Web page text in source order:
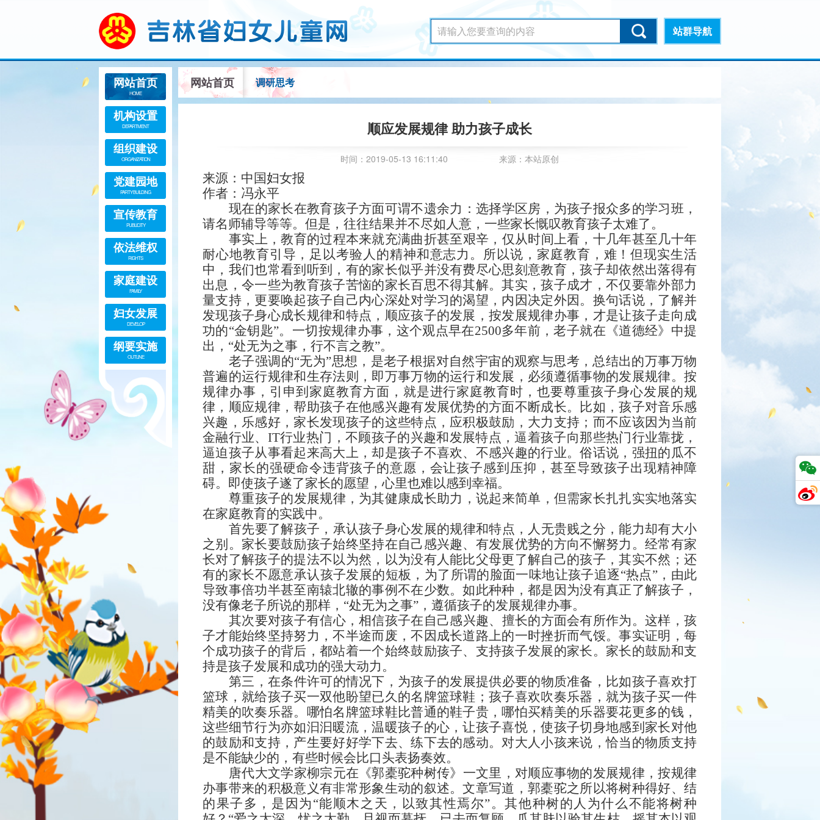
站群导航
网站首页
HOME
机构设置
DEPARTMENT
组织建设
ORGANIZATION
党建园地
PARTY BUILDING
宣传教育
PUBLICITY
依法维权
RIGHTS
家庭建设
FAMILY
妇女发展
DEVELOP
纲要实施
OUTLINE
网站首页 调研思考
顺应发展规律 助力孩子成长
时间：2019-05-13 16:11:40 来源：本站原创
来源：中国妇女报
作者：冯永平
现在的家长在教育孩子方面可谓不遗余力：选择学区房，为孩子报众多的学习班，
请名师辅导等等。但是，往往结果并不尽如人意，一些家长慨叹教育孩子太难了。
事实上，教育的过程本来就充满曲折甚至艰辛，仅从时间上看，十几年甚至几十年
耐心地教育引导，足以考验人的精神和意志力。所以说，家庭教育，难！但现实生活
中，我们也常看到听到，有的家长似乎并没有费尽心思刻意教育，孩子却依然出落得有
出息，令一些为教育孩子苦恼的家长百思不得其解。其实，孩子成才，不仅要靠外部力
量支持，更要唤起孩子自己内心深处对学习的渴望，内因决定外因。换句话说，了解并
发现孩子身心成长规律和特点，顺应孩子的发展，按发展规律办事，才是让孩子走向成
功的“金钥匙”。一切按规律办事，这个观点早在2500多年前，老子就在《道德经》中提
出，“处无为之事，行不言之教”。
老子强调的“无为”思想，是老子根据对自然宇宙的观察与思考，总结出的万事万物
普遍的运行规律和生存法则，即万事万物的运行和发展，必须遵循事物的发展规律。按
规律办事，引申到家庭教育方面，就是进行家庭教育时，也要尊重孩子身心发展的规
律，顺应规律，帮助孩子在他感兴趣有发展优势的方面不断成长。比如，孩子对音乐感
兴趣，乐感好，家长发现孩子的这些特点，应积极鼓励，大力支持；而不应该因为当前
金融行业、 IT行业热门，不顾孩子的兴趣和发展特点，逼着孩子向那些热门行业靠拢，
逼迫孩子从事看起来高大上，却是孩子不喜欢、不感兴趣的行业。俗话说，强扭的瓜不
甜，家长的强硬命令违背孩子的意愿，会让孩子感到压抑，甚至导致孩子出现精神障
碍。即使孩子遂了家长的愿望，心里也难以感到幸福。
尊重孩子的发展规律，为其健康成长助力，说起来简单，但需家长扎扎实实地落实
在家庭教育的实践中。
首先要了解孩子，承认孩子身心发展的规律和特点，人无贵贱之分，能力却有大小
之别。家长要鼓励孩子始终坚持在自己感兴趣、有发展优势的方向不懈努力。经常有家
长对了解孩子的提法不以为然，以为没有人能比父母更了解自己的孩子，其实不然；还
有的家长不愿意承认孩子发展的短板，为了所谓的脸面一味地让孩子追逐“热点”，由此
导致事倍功半甚至南辕北辙的事例不在少数。如此种种，都是因为没有真正了解孩子，
没有像老子所说的那样，“处无为之事”，遵循孩子的发展规律办事。
其次要对孩子有信心，相信孩子在自己感兴趣、擅长的方面会有所作为。这样，孩
子才能始终坚持努力，不半途而废，不因成长道路上的一时挫折而气馁。事实证明，每
个成功孩子的背后，都站着一个始终鼓励孩子、支持孩子发展的家长。家长的鼓励和支
持是孩子发展和成功的强大动力。
第三，在条件许可的情况下，为孩子的发展提供必要的物质准备，比如孩子喜欢打
篮球，就给孩子买一双他盼望已久的名牌篮球鞋；孩子喜欢吹奏乐器，就为孩子买一件
精美的吹奏乐器。哪怕名牌篮球鞋比普通的鞋子贵，哪怕买精美的乐器要花更多的钱，
这些细节行为亦如汩汩暖流，温暖孩子的心，让孩子喜悦，使孩子切身地感到家长对他
的鼓励和支持，产生要好好学下去、练下去的感动。对大人小孩来说，恰当的物质支持
是不能缺少的，有些时候会比口头表扬奏效。
唐代大文学家柳宗元在《郭橐驼种树传》一文里，对顺应事物的发展规律，按规律
办事带来的积极意义有非常形象生动的叙述。文章写道，郭橐驼之所以将树种得好、结
的果子多，是因为“能顺木之天，以致其性焉尔”。其他种树的人为什么不能将树种